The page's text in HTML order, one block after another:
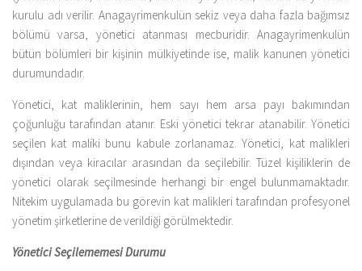
Öğrenci
For Englısh
Yasal Uyarı
İletişim
kurulu adı verilir. Anagayrimenkulün sekiz veya daha fazla bağımsız
bölümü varsa, yönetici atanması mecburidir. Anagayrimenkulün
bütün bölümleri bir kişinin mülkiyetinde ise, malik kanunen yönetici
durumundadır.
Yönetici, kat maliklerinin, hem sayı hem arsa payı bakımından
çoğunluğu tarafından atanır. Eski yönetici tekrar atanabilir. Yönetici
seçilen kat maliki bunu kabule zorlanamaz. Yönetici, kat malikleri
dışından veya kiracılar arasından da seçilebilir. Tüzel kişiliklerin de
yönetici olarak seçilmesinde herhangi bir engel bulunmamaktadır.
Nitekim uygulamada bu görevin kat malikleri tarafından profesyonel
yönetim şirketlerine de verildiği görülmektedir.
Yönetici Seçilememesi Durumu